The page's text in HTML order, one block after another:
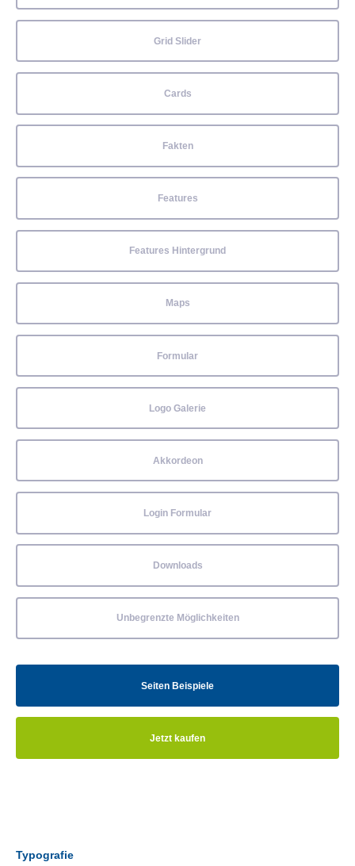
Grid Slider
Cards
Fakten
Features
Features Hintergrund
Maps
Formular
Logo Galerie
Akkordeon
Login Formular
Downloads
Unbegrenzte Möglichkeiten
Seiten Beispiele
Jetzt kaufen
Typografie